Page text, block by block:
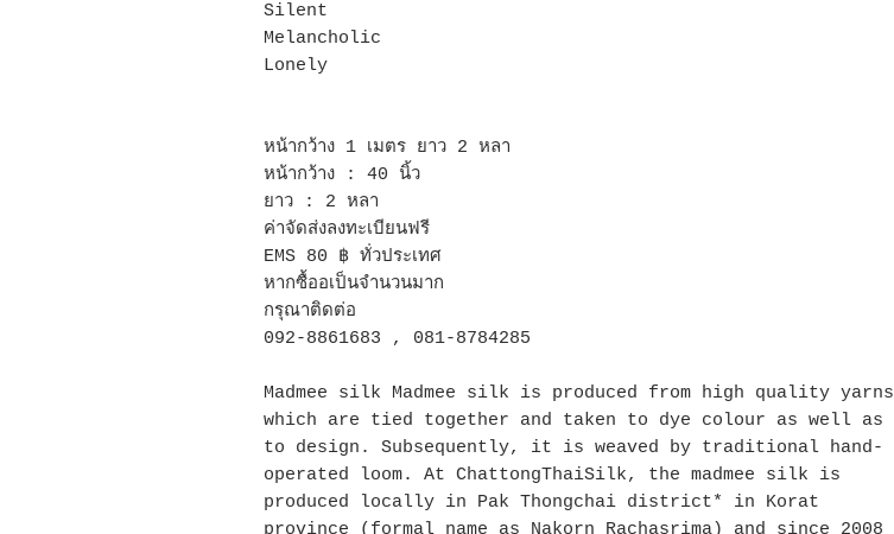
Silent
Melancholic
Lonely
หน้ากว้าง 1 เมตร ยาว 2 หลา
หน้ากว้าง : 40 นิ้ว
ยาว : 2 หลา
ค่าจัดส่งลงทะเบียนฟรี
EMS 80 ฿ ทั่วประเทศ
หากซื้ออเป็นจำนวนมาก
กรุณาติดต่อ
092-8861683 , 081-8784285
Madmee silk Madmee silk is produced from high quality yarns
which are tied together and taken to dye colour as well as
to design. Subsequently, it is weaved by traditional hand-
operated loom. At ChattongThaiSilk, the madmee silk is
produced locally in Pak Thongchai district* in Korat
province (formal name as Nakorn Rachasrima) and since 2008